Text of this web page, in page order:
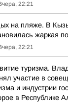
22:21
на пляже. В
жаркая
22:21
туризма.
участие в
и индустрии
в Республике